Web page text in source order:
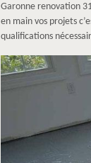
Garonne renovation
en main vos projets
qualifications